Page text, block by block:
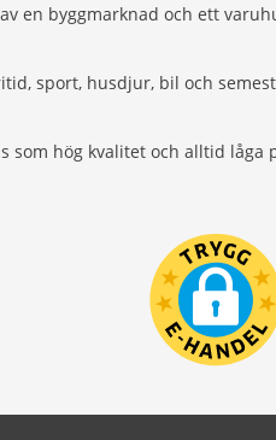
en byggmarknad och ett
sport, husdjur, bil och
hög kvalitet och alltid låga